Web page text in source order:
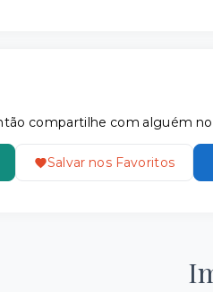
compartilhe com alguém
Salvar nos Favoritos